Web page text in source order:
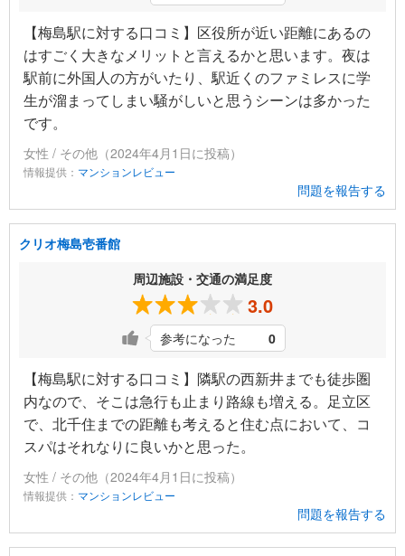
【梅島駅に対する口コミ】区役所が近い距離にあるの
はすごく大きなメリットと言えるかと思います。夜は
駅前に外国人の方がいたり、駅近くのファミレスに学
生が溜まってしまい騒がしいと思うシーンは多かった
です。
女性 / その他（2024年4月1日に投稿）
情報提供： マンションレビュー
問題を報告する
クリオ梅島壱番館
周辺施設・交通の満足度
3.0
参考になった 0
【梅島駅に対する口コミ】隣駅の西新井までも徒歩圏
内なので、そこは急行も止まり路線も増える。足立区
で、北千住までの距離も考えると住む点において、コ
スパはそれなりに良いかと思った。
女性 / その他（2024年4月1日に投稿）
情報提供： マンションレビュー
問題を報告する